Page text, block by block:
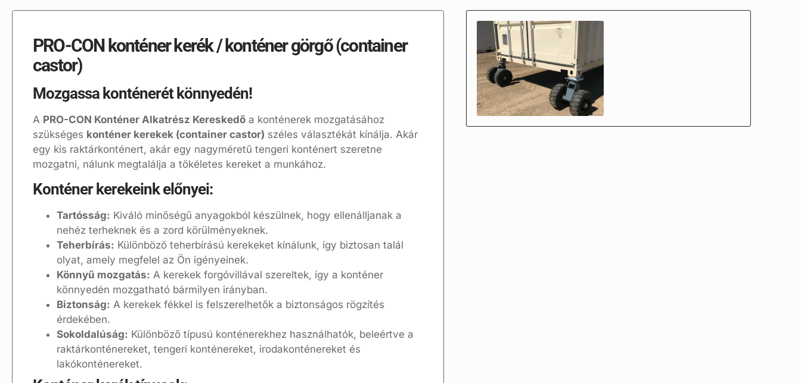
PRO-CON konténer kerék / konténer görgő (container
castor)
Mozgassa konténerét könnyedén!
A PRO-CON Konténer Alkatrész Kereskedő a konténerek mozgatásához
szükséges konténer kerekek (container castor) széles választékát kínálja. Akár
egy kis raktárkonténert, akár egy nagyméretű tengeri konténert szeretne
mozgatni, nálunk megtalálja a tökéletes kereket a munkához.
Konténer kerekeink előnyei:
Tartósság: Kiváló minőségű anyagokból készülnek, hogy ellenálljanak a
nehéz terheknek és a zord körülményeknek.
Teherbírás: Különböző teherbírású kerekeket kínálunk, így biztosan talál
olyat, amely megfelel az Ön igényeinek.
Könnyű mozgatás: A kerekek forgóvillával szereltek, így a konténer
könnyedén mozgatható bármilyen irányban.
Biztonság: A kerekek fékkel is felszerelhetők a biztonságos rögzítés
érdekében.
Sokoldalúság: Különböző típusú konténerekhez használhatók, beleértve a
raktárkonténereket, tengeri konténereket, irodakonténereket és
lakókonténereket.